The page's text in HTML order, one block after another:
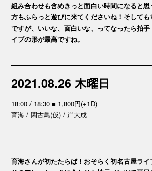
組み合わせも含めきっと面白い時間になると
方もふらっと遊びに来てくださいね！そして
ですが、いいな、面白いな、ってなったら拍
イブの形が最高ですね。
2021.08.26 木曜日
18:00 / 18:30 ■ 1,800円(+1D)
育海 / 閑古鳥(仮) / 岸大成
育海さんが初たたらば！おそらく初名古屋ライ